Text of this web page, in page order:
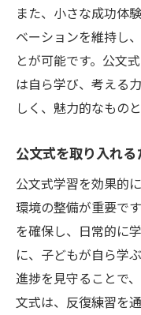
また、小さな成功体
ベーションを維持し
とが可能です。公文
は自ら学び、考える
しく、魅力的なものと
公文式を取り入れる
公文式学習を効果的
環境の整備が重要で
を確保し、日常的に
に、子どもが自ら学
進捗を見守ることで
文式は、反復練習を